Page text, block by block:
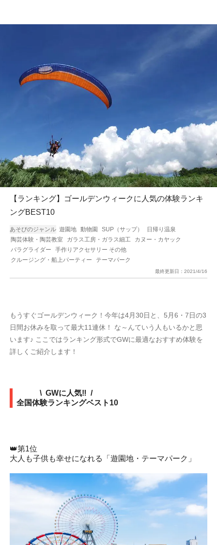
【ランキング】ゴールデンウィークに人気の体験ランキ
ングBEST10
あそびのジャンル 遊園地 動物園 SUP（サップ）
日帰り温泉
陶芸体験・陶芸教室
ガラス工房・ガラス細工
カヌー・カヤック
パラグライダー
手作りアクセサリー その他
クルージング・船上パーティー
テーマパーク
最終更新日： 2021/4/16
もうすぐゴールデンウィーク！今年は4月30日と、5月6・7日の3
日間お休みを取って最大11連休！ な～んていう人もいるかと思
います♪ ここではランキング形式でGWに最適なおすすめ体験を
詳しくご紹介します！
\ GWに人気‼ /
全国体験ランキングベスト10
👑第1位
大人も子供も幸せになれる「遊園地・テーマパーク」